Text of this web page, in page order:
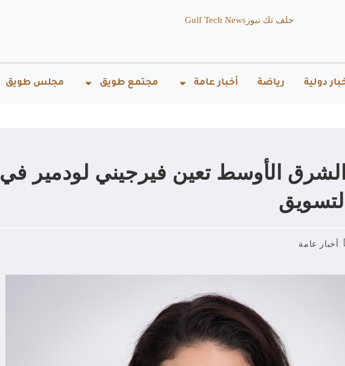
جلف تك نيوز Gulf Tech News
دولية رياضة أخبار عامة مجتمع طويق مجلس طويق
الأوسط تعين فيرجيني لودمير في
أخبار عامة